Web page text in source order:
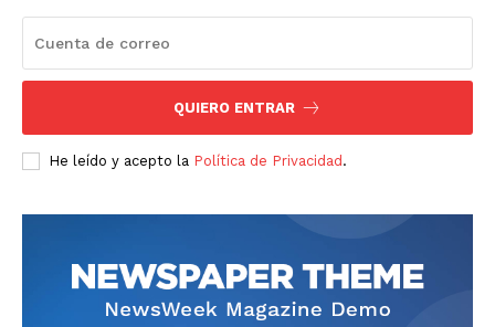
QUIERO ENTRAR
He leído y acepto la Política de Privacidad .